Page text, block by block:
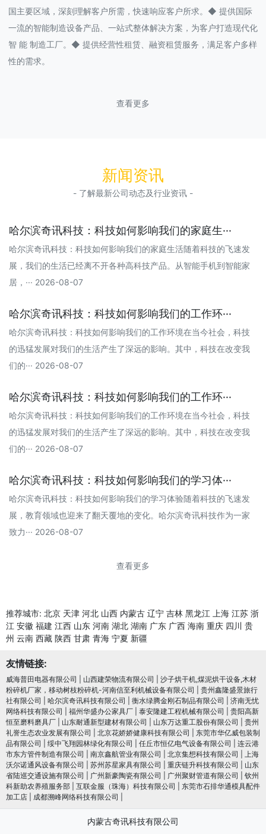
国主要区域，深刻理解客户所需，快速响应客户所求。◆ 提供国际
一流的智能制造设备产品、一站式整体解决方案，为客户打造现代化
智 能 制造工厂。◆ 提供经营性租赁、融资租赁服务，满足客户多样
性的需求。
查看更多
新闻资讯
- 了解最新公司动态及行业资讯 -
哈尔滨奇讯科技：科技如何影响我们的家庭生···
哈尔滨奇讯科技：科技如何影响我们的家庭生活随着科技的飞速发
展，我们的生活已经离不开各种高科技产品。从智能手机到智能家
居，··· 2026-08-07
哈尔滨奇讯科技：科技如何影响我们的工作环···
哈尔滨奇讯科技：科技如何影响我们的工作环境在当今社会，科技
的迅猛发展对我们的生活产生了深远的影响。其中，科技在改变我
们的··· 2026-08-07
哈尔滨奇讯科技：科技如何影响我们的工作环···
哈尔滨奇讯科技：科技如何影响我们的工作环境在当今社会，科技
的迅猛发展对我们的生活产生了深远的影响。其中，科技在改变我
们的··· 2026-08-07
哈尔滨奇讯科技：科技如何影响我们的学习体···
哈尔滨奇讯科技：科技如何影响我们的学习体验随着科技的飞速发
展，教育领域也迎来了翻天覆地的变化。哈尔滨奇讯科技作为一家
致力··· 2026-08-07
查看更多
推荐城市: 北京 天津 河北 山西 内蒙古 辽宁 吉林 黑龙江 上海 江苏 浙
江 安徽 福建 江西 山东 河南 湖北 湖南 广东 广西 海南 重庆 四川 贵
州 云南 西藏 陕西 甘肃 青海 宁夏 新疆
友情链接:
威海普田电器有限公司 山西建荣物流有限公司
沙子烘干机,煤泥烘干设备,木材
粉碎机厂家，移动树枝粉碎机-河南信至利机械设备有限公司
贵州鑫隆盛景旅行
社有限公司
哈尔滨奇讯科技有限公司 衡水绿腾金刚石制品有限公司
济南无忧
网络科技有限公司
福州华盛办公家具厂 泰安隆建工程机械有限公司
贵阳高新
恒至磨料磨具厂
山东耐通新型建材有限公司 山东万达重工股份有限公司
贵州
礼誉生态农业发展有限公司
北京花娇娇健康科技有限公司
东莞市华亿威包装制
品有限公司
绥中飞翔园林绿化有限公司 任丘市恒亿电气设备有限公司
连云港
市东方管件制造有限公司
南京鑫航管业有限公司 北京集想科技有限公司
上海
沃尔诺通风设备有限公司
苏州苏星家具有限公司 重庆链升科技有限公司
山东
省陆巡交通设施有限公司
广州新豪陶瓷有限公司 广州聚财管道有限公司
钦州
科新助农养殖服务部
互联金服（珠海）科技有限公司
东莞市石排华通模具配件
加工店
成都溯峰网络科技有限公司
内蒙古奇讯科技有限公司